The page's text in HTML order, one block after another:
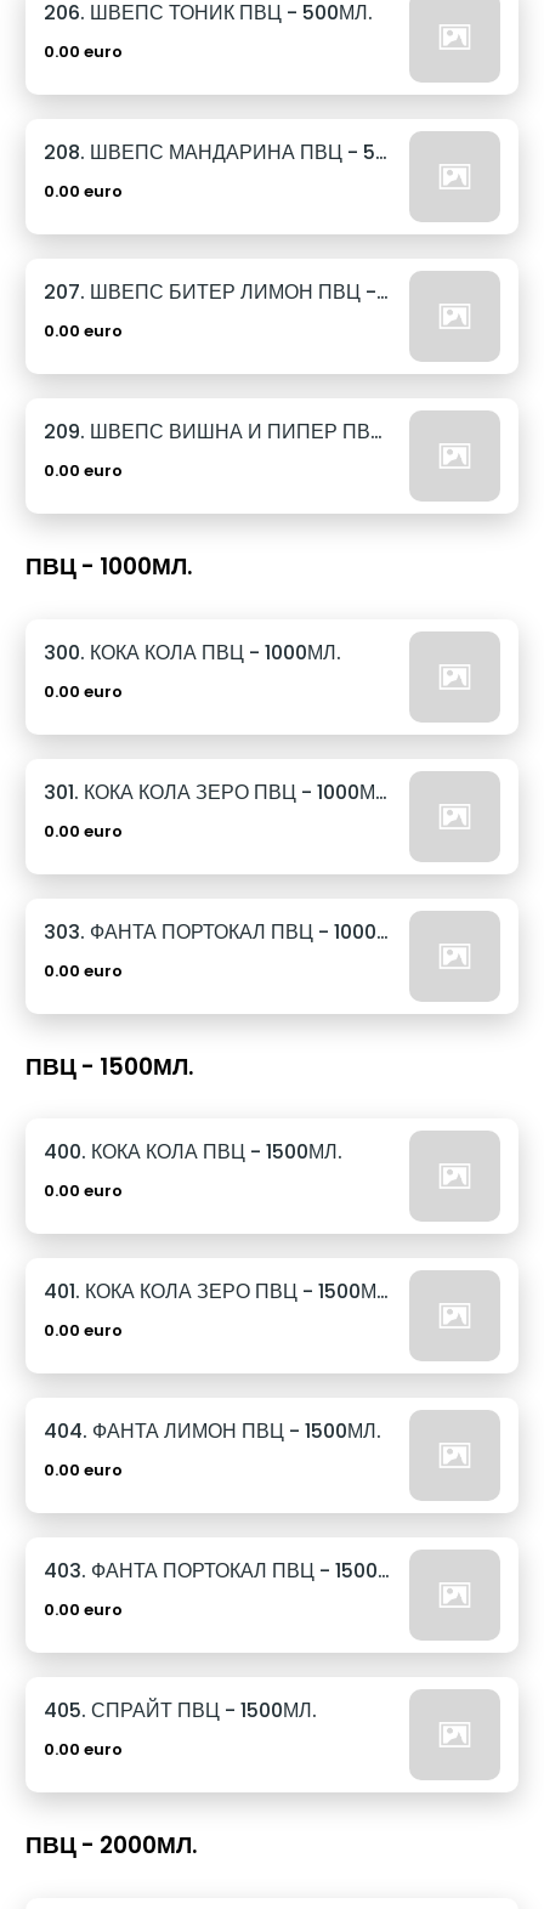
206. ШВЕПС ТОНИК ПВЦ - 500МЛ.
0.00 euro
208. ШВЕПС МАНДАРИНА ПВЦ - 500МЛ.
0.00 euro
207. ШВЕПС БИТЕР ЛИМОН ПВЦ - 500МЛ.
0.00 euro
209. ШВЕПС ВИШНА И ПИПЕР ПВЦ - 500МЛ.
0.00 euro
ПВЦ - 1000МЛ.
300. КОКА КОЛА ПВЦ - 1000МЛ.
0.00 euro
301. КОКА КОЛА ЗЕРО ПВЦ - 1000МЛ.
0.00 euro
303. ФАНТА ПОРТОКАЛ ПВЦ - 1000МЛ.
0.00 euro
ПВЦ - 1500МЛ.
400. КОКА КОЛА ПВЦ - 1500МЛ.
0.00 euro
401. КОКА КОЛА ЗЕРО ПВЦ - 1500МЛ.
0.00 euro
404. ФАНТА ЛИМОН ПВЦ - 1500МЛ.
0.00 euro
403. ФАНТА ПОРТОКАЛ ПВЦ - 1500МЛ.
0.00 euro
405. СПРАЙТ ПВЦ - 1500МЛ.
0.00 euro
ПВЦ - 2000МЛ.